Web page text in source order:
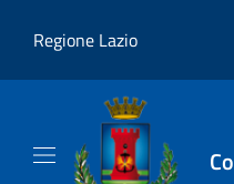
Regione Lazio